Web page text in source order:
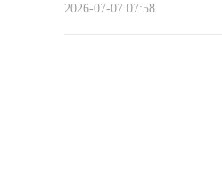
2026-07-07 07:58